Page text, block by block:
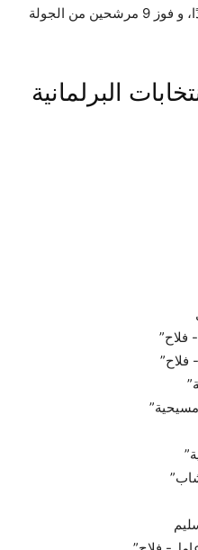
وجنوب ووسط الدلتا بعدد 60 مقعدًا، و فوز 9 مرشحين من الجولة
البرلمانية